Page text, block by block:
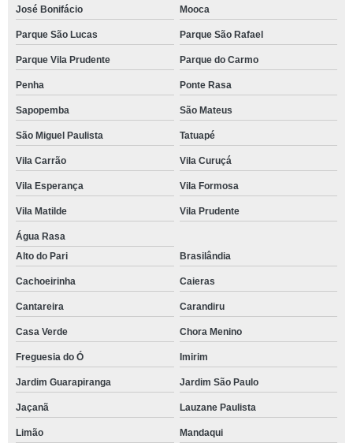
José Bonifácio Mooca
Parque São Lucas Parque São Rafael
Parque Vila Prudente Parque do Carmo
Penha Ponte Rasa
Sapopemba São Mateus
São Miguel Paulista Tatuapé
Vila Carrão Vila Curuçá
Vila Esperança Vila Formosa
Vila Matilde Vila Prudente
Água Rasa
Alto do Pari
Brasilândia
Cachoeirinha Caieras
Cantareira Carandiru
Casa Verde Chora Menino
Freguesia do Ó Imirim
Jardim Guarapiranga Jardim São Paulo
Jaçanã Lauzane Paulista
Limão Mandaqui